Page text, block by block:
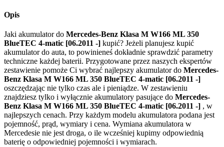
Opis
Jaki akumulator do Mercedes-Benz Klasa M W166 ML 350
BlueTEC 4-matic [06.2011 -] kupić? Jeżeli planujesz kupić
akumulator do auta, to powinieneś dokładnie sprawdzić parametry
techniczne każdej baterii. Przygotowane przez naszych ekspertów
zestawienie pomoże Ci wybrać najlepszy akumulator do Mercedes-
Benz Klasa M W166 ML 350 BlueTEC 4-matic [06.2011 -]
oszczędzając nie tylko czas ale i pieniądze. W zestawieniu
znajdziesz tylko i wyłącznie akumulatory pasujące do Mercedes-
Benz Klasa M W166 ML 350 BlueTEC 4-matic [06.2011 -] , w
najlepszych cenach. Przy każdym modelu akumulatora podana jest
pojemność, prąd, wymiary i cena. Wymiana akumulatora w
Mercedesie nie jest droga, o ile wcześniej kupimy odpowiednią
baterię o odpowiedniej pojemności i wymiarach.